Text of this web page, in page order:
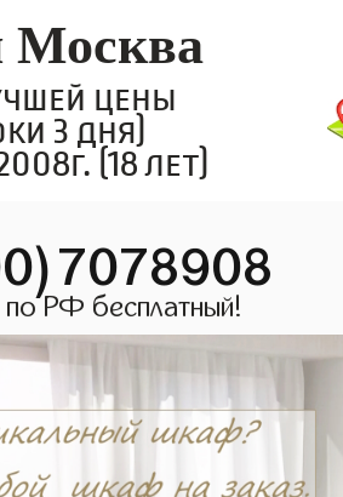
цены
3 дня)
(18 лет)
РФ бесплатный!